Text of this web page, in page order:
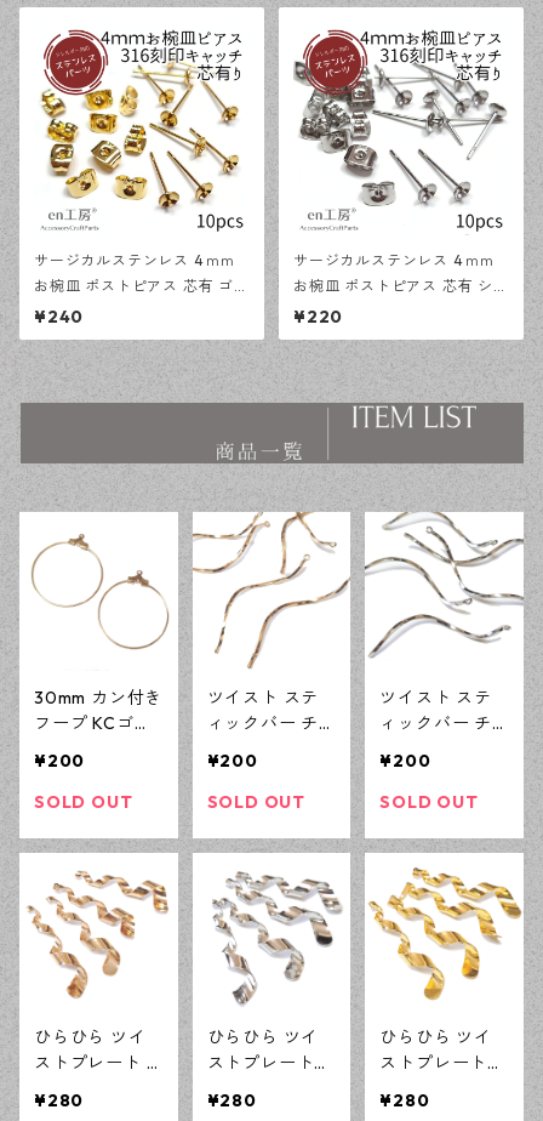
サージカルステンレス 4ｍｍ
お椀皿 ポストピアス 芯有 ゴー
ルド 10ピース 316刻印キャッ
チセット アレルギー対応 ピア
ス ハンドメイド資材 【en工
房】
¥240
サージカルステンレス 4ｍｍ
お椀皿 ポストピアス 芯有 シル
バー 10ピース 316刻印キャッ
チセット アレルギー対応 ピア
ス ハンドメイド資材 【en工
房】
¥220
30mm カン付き
フープ KCゴー
つりさげパーツ
アクセサリーパ
パーツ 【en工
¥200
SOLD OUT
ツイスト ステ
ィックバー チ
ルド 10ピース
カン付きチャー
ド資材 【en工
房】
¥200
SOLD OUT
ツイスト ステ
ィックバー チ
ー 10ピース カ
ン付きチャーム
材 【en工房】
¥200
SOLD OUT
ひらひら ツイ
ストプレート K
¥280
ひらひら ツイ
ストプレート
¥280
ひらひら ツイ
ストプレート
¥280